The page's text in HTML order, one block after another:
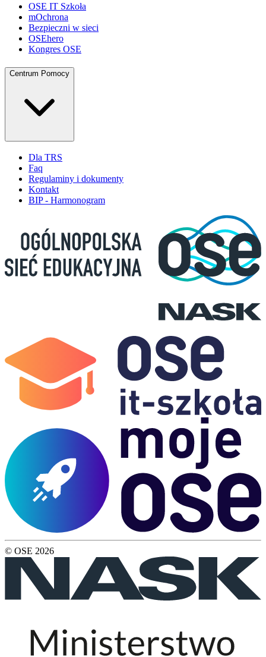
OSE IT Szkoła
mOchrona
Bezpieczni w sieci
OSEhero
Kongres OSE
Centrum Pomocy
Dla TRS
Faq
Regulaminy i dokumenty
Kontakt
BIP - Harmonogram
© OSE 2026